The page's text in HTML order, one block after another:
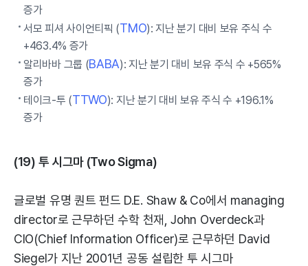
증가
서모 피셔 사이언티픽 (TMO): 지난 분기 대비 보유 주식 수
+463.4% 증가
알리바바 그룹 (BABA): 지난 분기 대비 보유 주식 수 +565%
증가
테이크-투 (TTWO): 지난 분기 대비 보유 주식 수 +196.1%
증가
(19) 투 시그마 (Two Sigma)
글로벌 유명 퀀트 펀드 D.E. Shaw & Co에서 managing
director로 근무하던 수학 천재, John Overdeck과
CIO(Chief Information Officer)로 근무하던 David
Siegel가 지난 2001년 공동 설립한 투 시그마